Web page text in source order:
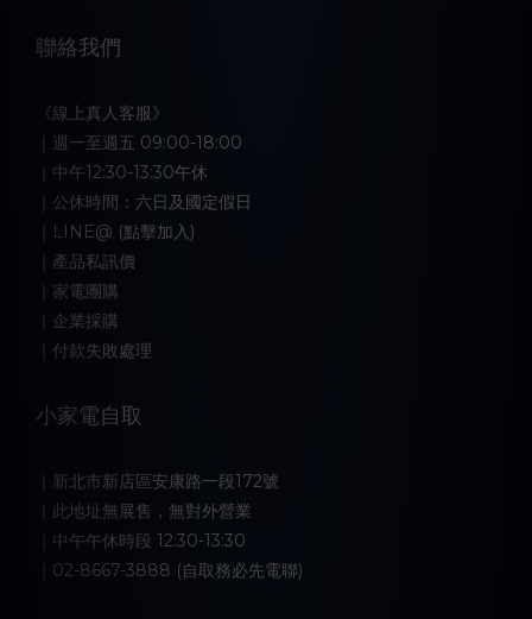
聯絡我們
《線上真人客服》
｜週一至週五 09:00-18:00
｜中午12:30-13:30午休
｜公休時間：六日及國定假日
｜LINE@ (點擊加入)
｜產品私訊價
｜家電團購
｜企業採購
｜付款失敗處理
小家電自取
｜新北市新店區安康路一段172號
｜此地址無展售，無對外營業
｜中午午休時段 12:30-13:30
｜02-8667-3888 (自取務必先電聯)